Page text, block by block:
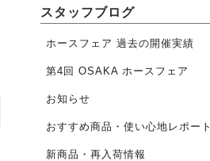
スタッフブログ
ホースフェア 過去の開催実績
第4回 OSAKA ホースフェア
お知らせ
おすすめ商品・使い心地レポート
新商品・再入荷情報